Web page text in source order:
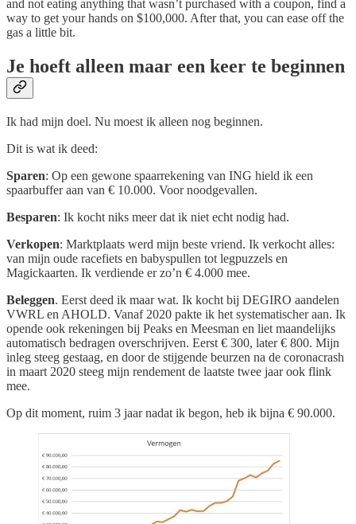
and not eating anything that wasn’t purchased with a coupon, find a
way to get your hands on $100,000. After that, you can ease off the
gas a little bit.
Je hoeft alleen maar een keer te beginnen
Ik had mijn doel. Nu moest ik alleen nog beginnen.
Dit is wat ik deed:
Sparen: Op een gewone spaarrekening van ING hield ik een
spaarbuffer aan van € 10.000. Voor noodgevallen.
Besparen: Ik kocht niks meer dat ik niet echt nodig had.
Verkopen: Marktplaats werd mijn beste vriend. Ik verkocht alles:
van mijn oude racefiets en babyspullen tot legpuzzels en
Magickaarten. Ik verdiende er zo’n € 4.000 mee.
Beleggen. Eerst deed ik maar wat. Ik kocht bij DEGIRO aandelen
VWRL en AHOLD. Vanaf 2020 pakte ik het systematischer aan. Ik
opende ook rekeningen bij Peaks en Meesman en liet maandelijks
automatisch bedragen overschrijven. Eerst € 300, later € 800. Mijn
inleg steeg gestaag, en door de stijgende beurzen na de coronacrash
in maart 2020 steeg mijn rendement de laatste twee jaar ook flink
mee.
Op dit moment, ruim 3 jaar nadat ik begon, heb ik bijna € 90.000.